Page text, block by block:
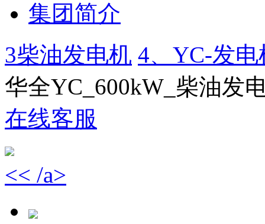
集团简介
3柴油发电机 4、YC-发电
华全YC_600kW_柴油发
在线客服
<< /a>